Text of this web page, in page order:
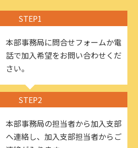
STEP1
本部事務局に問合せフォームか電
話で加入希望をお問い合わせくだ
さい。
STEP2
本部事務局の担当者から加入支部
へ連絡し、加入支部担当者からご